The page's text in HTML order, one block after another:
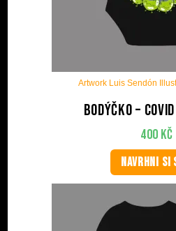
Artwork Luis Sendón
Bodýčko –
400 Kč
NAVRHNI SI